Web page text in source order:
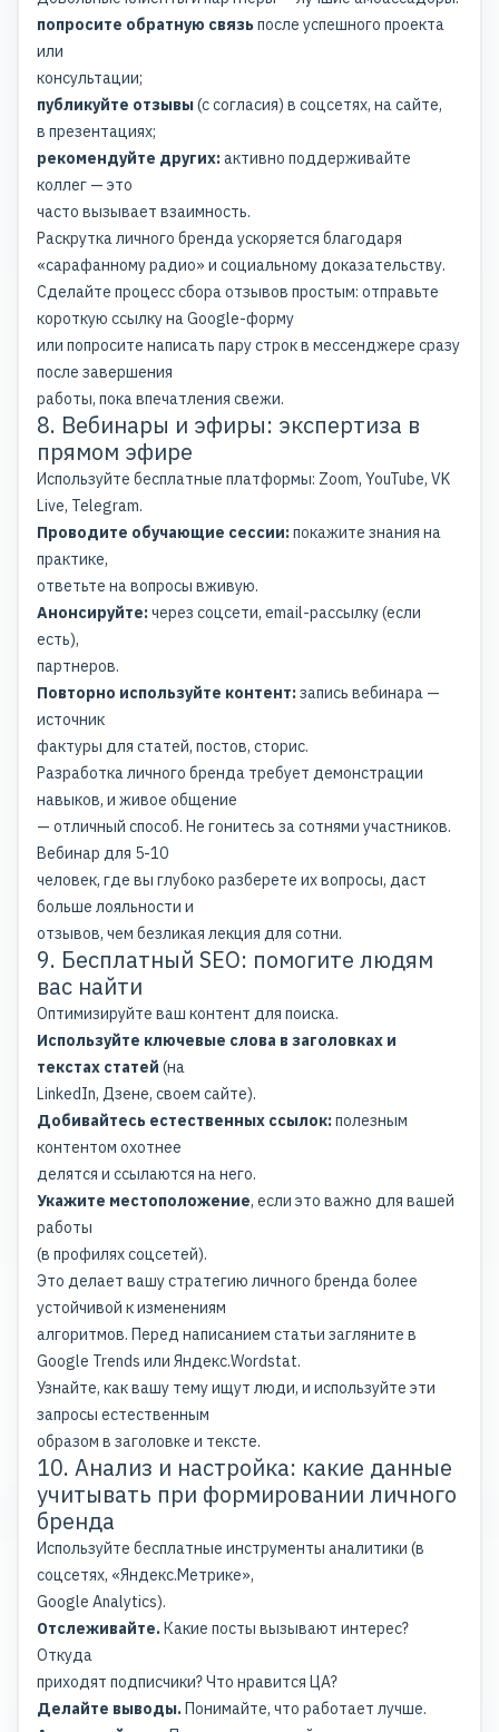
попросите обратную связьпосле успешного проекта
или
консультации;
публикуйте отзывы(с согласия) в соцсетях, на сайте,
в презентациях;
рекомендуйте других:активно поддерживайте
коллег — это
часто вызывает взаимность.
Раскрутка личного брендаускоряется благодаря
«сарафанному радио» и социальному доказательству.
Сделайте процесс сбора отзывов простым: отправьте
короткую ссылку на Google-форму
или попросите написать пару строк в мессенджере сразу
после завершения
работы, пока впечатления свежи.
8. Вебинары и эфиры: экспертиза в
прямом эфире
Используйте бесплатные платформы: Zoom, YouTube, VK
Live, Telegram.
Проводите обучающие сессии:покажите знания на
практике,
ответьте на вопросы вживую.
Анонсируйте:через соцсети, email-рассылку (если
есть),
партнеров.
Повторно используйте контент:запись вебинара —
источник
фактуры для статей, постов, сторис.
Разработка личного бренда требует демонстрации
навыков, и живое общение
— отличный способ. Не гонитесь за сотнями участников.
Вебинар для 5-10
человек, где вы глубоко разберете их вопросы, даст
больше лояльности и
отзывов, чем безликая лекция для сотни.
9. Бесплатный SEO: помогите людям
вас найти
Оптимизируйте ваш контент для поиска.
Используйте ключевые слова в заголовках и
текстах статей (на
LinkedIn, Дзене, своем сайте).
Добивайтесь естественных ссылок:полезным
контентом охотнее
делятся и ссылаются на него.
Укажите местоположение, если это важно для вашей
работы
(в профилях соцсетей).
Это делает вашу стратегию личного бренда более
устойчивой к изменениям
алгоритмов. Перед написанием статьи загляните в
Google Trends или Яндекс.Wordstat.
Узнайте, как вашу тему ищут люди, и используйте эти
запросы естественным
образом в заголовке и тексте.
10. Анализ и настройка: какие данные
учитывать при формировании личного
бренда
Используйте бесплатные инструменты аналитики (в
соцсетях, «Яндекс.Метрике»,
Google Analytics).
Отслеживайте.Какие посты вызывают интерес?
Откуда
приходят подписчики? Что нравится ЦА?
Делайте выводы.Понимайте, что работает лучше.